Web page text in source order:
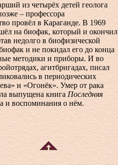
из четырёх детей геолога
– профессора
провёл в Караганде. В 1969
на биофак, который и окончил
недолго в биофизической
и не покидал его до конца
методики и приборы. И во
агитбригадах, писал
в периодических
и «Огонёк». Умер от рака
выпущена книга Последняя
и воспоминания о нём.